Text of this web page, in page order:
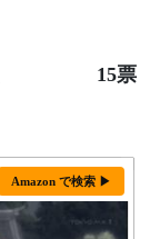
15票
Amazon で検索 ▶